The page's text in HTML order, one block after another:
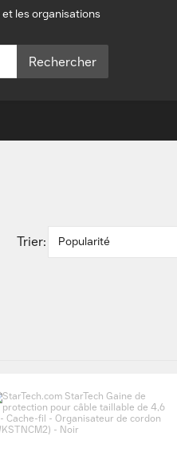
les organisations
Rechercher
Trier: Popularité